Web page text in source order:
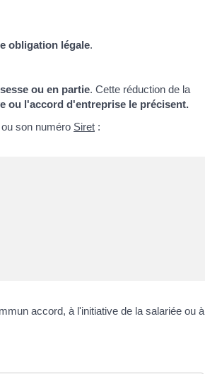
obligation légale.
ou en partie. Cette réduction de la
ou l'accord d'entreprise le précisent.
son numéro Siret :
accord, à l'initiative de la salariée ou à